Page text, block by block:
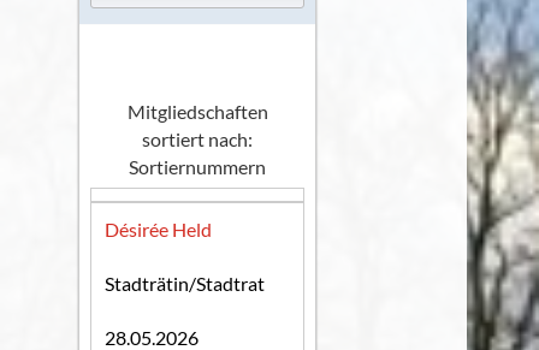
Mitgliedschaften
sortiert nach:
Sortiernummern
Désirée Held
Stadträtin/Stadtrat
28.05.2026